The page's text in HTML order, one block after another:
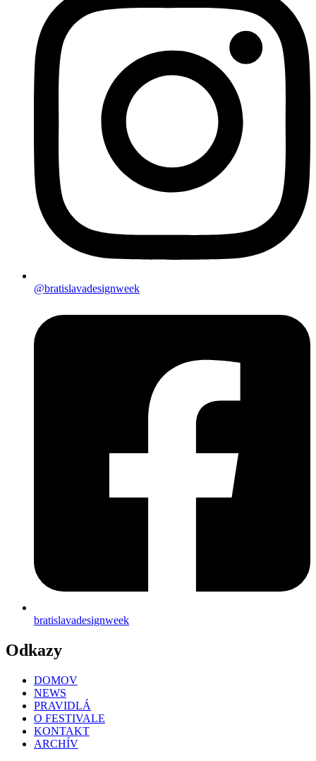
@bratislavadesignweek
bratislavadesignweek
Odkazy
DOMOV
NEWS
PRAVIDLÁ
O FESTIVALE
KONTAKT
ARCHÍV